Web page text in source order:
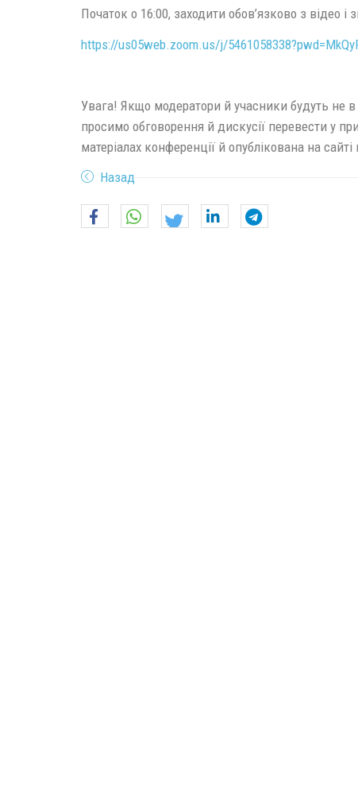
Початок о 16:00, заходити обов’язково з відео
https://us05web.zoom.us/j/
Увага! Якщо модератори й учасники будуть не в
просимо обговорення й дискусії перевести у
матеріалах конференції й опублікована на
Назад